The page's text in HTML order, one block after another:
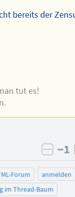
bereits der
tut es!
−1
Forum
anmelden
im Thread-Baum